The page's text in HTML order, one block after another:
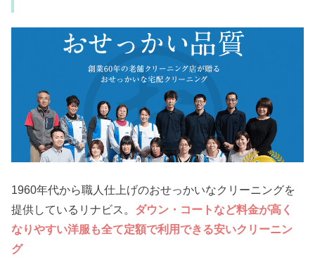
1960年代から職人仕上げのおせっかいなクリーニングを
提供しているリナビス。 ダウン・コートなど料金が高く
なりやすい洋服も全て定額で利用できる安いクリーニン
グ